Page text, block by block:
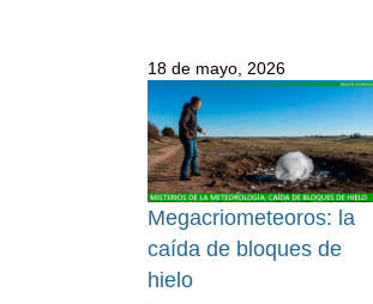
18 de mayo, 2026
Megacriometeoros: la
caída de bloques de
hielo